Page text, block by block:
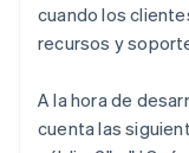
cuando los
recursos y
A la hora de
cuenta las